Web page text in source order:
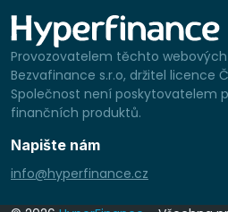
Provozovatelem těchto
Bezvafinance s.r.o, držitel licence
Společnost není poskytovatelem
finančních produktů.
Napište nám
info@hyperfinance.cz